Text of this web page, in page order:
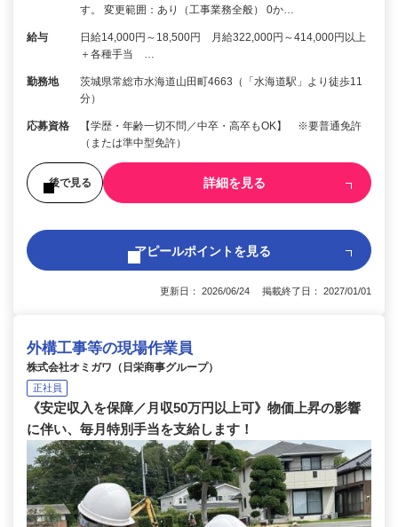
す。 変更範囲：あり（工事業務全般） 0か…
給与
日給14,000円～18,500円 月給322,000円～414,000円以上
＋各種手当 …
勤務地
茨城県常総市水海道山田町4663（「水海道駅」より徒歩11
分）
応募資格
【学歴・年齢一切不問／中卒・高卒もOK】 ※要普通免許
（または準中型免許）
後で見る 詳細を見る
アピールポイントを見る
更新日： 2026/06/24 掲載終了日： 2027/01/01
外構工事等の現場作業員
株式会社オミガワ（日栄商事グループ）
正社員
《安定収入を保障／月収50万円以上可》物価上昇の影響
に伴い、毎月特別手当を支給します！